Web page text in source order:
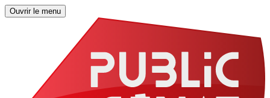
Ouvrir le menu